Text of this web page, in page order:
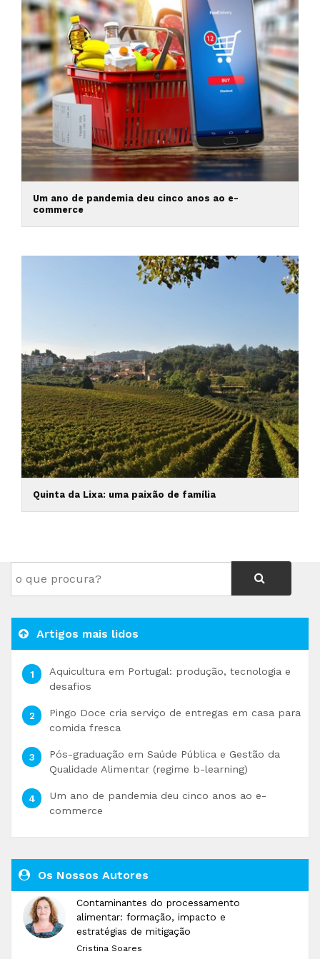
Um ano de pandemia deu cinco anos ao e-
commerce
Quinta da Lixa: uma paixão de família
Artigos mais lidos
Aquicultura em Portugal: produção, tecnologia e
desafios
Pingo Doce cria serviço de entregas em casa para
comida fresca
Pós-graduação em Saúde Pública e Gestão da
Qualidade Alimentar (regime b-learning)
Um ano de pandemia deu cinco anos ao e-
commerce
Os Nossos Autores
Contaminantes do processamento
alimentar: formação, impacto e
estratégias de mitigação
Cristina Soares